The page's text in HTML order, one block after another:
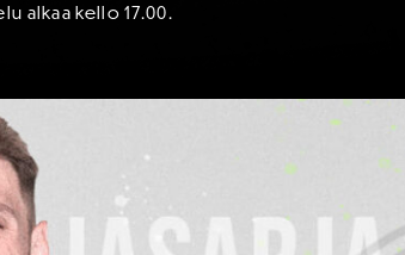
alkaa kello 17.00.